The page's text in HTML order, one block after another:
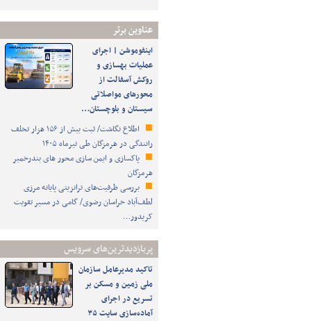
عناوین برتر
اینفوموشن | اجرای
عملیات بهسازی و
روکش آسفالت از
محورهای مواصلاتی
سیستان و بلوچستان…
اطلاع نگاشت/ ثبت بیش از ۱۵۶ هزار تخلف
رانندگی در هرمزگان طی تیرماه ۱۴۰۵
پاکسازی و ایمن سازی محور های بندرخمیر
هرمزگان
بررسی ظرفیت‌های ترانزیتی پایانه مرزی
لطف‌آباد خراسان رضوی/ گامی در مسیر تقویت
کریدور…
پربازدیدترین‌های سرویس
تاکید مدیرعامل سازمان
ملی زمین و مسکن بر
تسریع در اجرای
آماده‌سازی سایت ۳۵